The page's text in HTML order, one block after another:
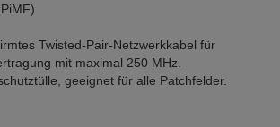
Twisted-Pair-Netzwerkkabel für
mit maximal 250 MHz.
geeignet für alle Patchfelder.